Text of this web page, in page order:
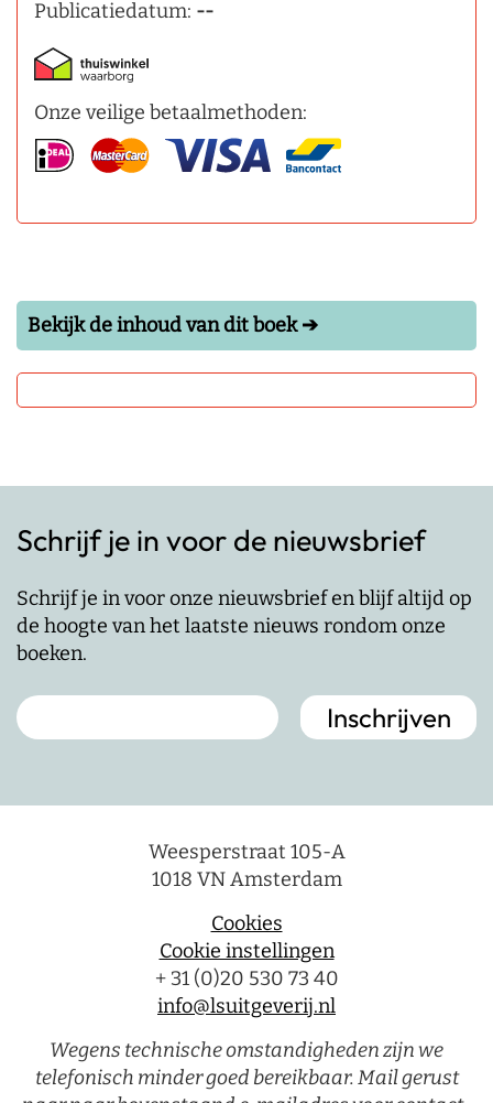
Publicatiedatum: --
Onze veilige betaalmethoden:
Bekijk de inhoud van dit boek ➔
Schrijf je in voor de nieuwsbrief
Schrijf je in voor onze nieuwsbrief en blijf altijd op
de hoogte van het laatste nieuws rondom onze
boeken.
Weesperstraat 105-A
1018 VN Amsterdam
Cookies
Cookie instellingen
+ 31 (0)20 530 73 40
info@lsuitgeverij.nl
Wegens technische omstandigheden zijn we
telefonisch minder goed bereikbaar. Mail gerust